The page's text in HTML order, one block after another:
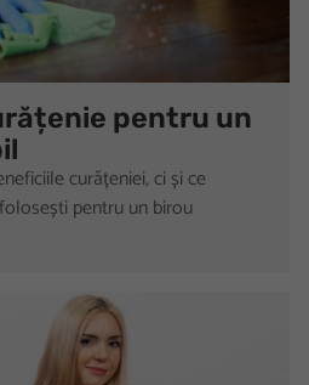
pentru un
curățeniei, ci și ce
pentru un birou